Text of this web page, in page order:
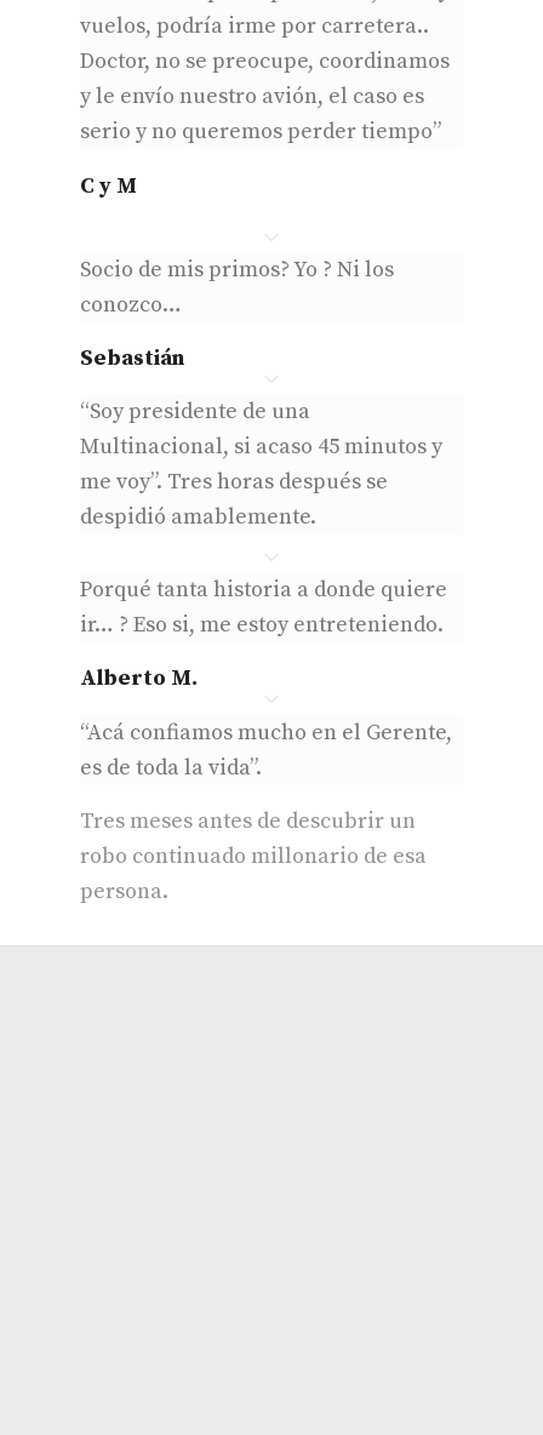
vuelos, podría irme por carretera..
Doctor, no se preocupe, coordinamos
y le envío nuestro avión, el caso es
serio y no queremos perder tiempo”
C y M
Socio de mis primos? Yo ? Ni los
conozco…
Sebastián
“Soy presidente de una
Multinacional, si acaso 45 minutos y
me voy”. Tres horas después se
despidió amablemente.
Porqué tanta historia a donde quiere
ir… ? Eso si, me estoy entreteniendo.
Alberto M.
“Acá confiamos mucho en el Gerente,
es de toda la vida”.
Tres meses antes de descubrir un
robo continuado millonario de esa
persona.